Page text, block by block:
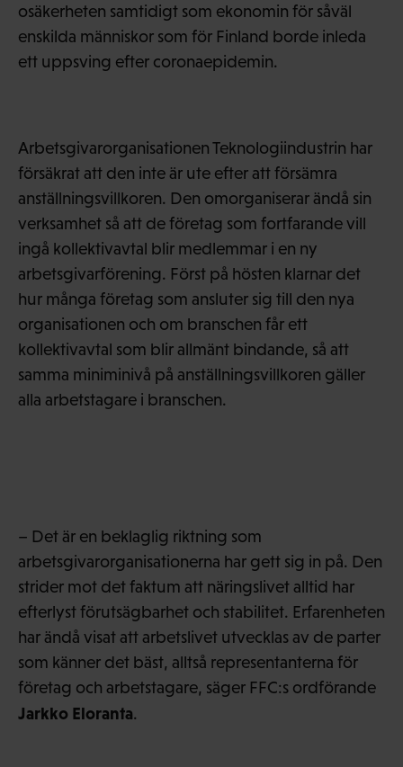
osäkerheten samtidigt som ekonomin för såväl
enskilda människor som för Finland borde inleda
ett uppsving efter coronaepidemin.
Arbetsgivarorganisationen Teknologiindustrin har
försäkrat att den inte är ute efter att försämra
anställningsvillkoren. Den omorganiserar ändå sin
verksamhet så att de företag som fortfarande vill
ingå kollektivavtal blir medlemmar i en ny
arbetsgivarförening. Först på hösten klarnar det
hur många företag som ansluter sig till den nya
organisationen och om branschen får ett
kollektivavtal som blir allmänt bindande, så att
samma miniminivå på anställningsvillkoren gäller
alla arbetstagare i branschen.
– Det är en beklaglig riktning som
arbetsgivarorganisationerna har gett sig in på. Den
strider mot det faktum att näringslivet alltid har
efterlyst förutsägbarhet och stabilitet. Erfarenheten
har ändå visat att arbetslivet utvecklas av de parter
som känner det bäst, alltså representanterna för
företag och arbetstagare, säger FFC:s ordförande
Jarkko Eloranta.